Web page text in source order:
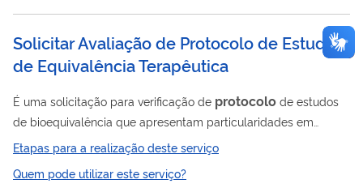
Solicitar Avaliação de Protocolo de Estudo
de Equivalência Terapêutica
É uma solicitação para verificação de protocolo de estudos
de bioequivalência que apresentam particularidades em
relação a um estudo comum ou uma solicitação para
verificação de uma proposta de estudos alternativos para o
registro de medicamentos. A lista de assuntos de petição
Etapas para a realização deste serviço
Quem pode utilizar este serviço?